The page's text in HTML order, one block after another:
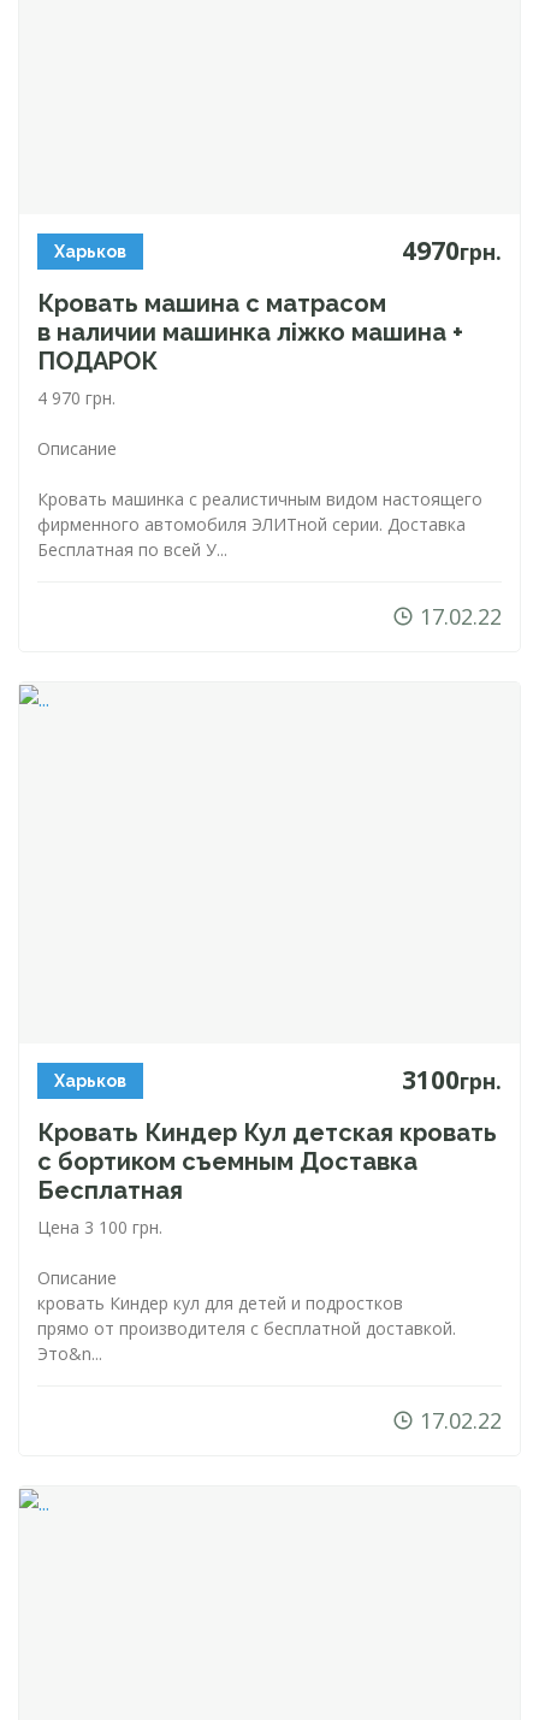
Харьков 4970грн.
Кровать машина с матрасом
в наличии машинка ліжко машина +
ПОДАРОК
4 970 грн.
Описание
Кровать машинка с реалистичным видом настоящего
фирменного автомобиля ЭЛИТной серии. Доставка
Бесплатная по всей У...
17.02.22
Харьков 3100грн.
Кровать Киндер Кул детская кровать
с бортиком съемным Доставка
Бесплатная
Цена 3 100 грн.
Описание
кровать Киндер кул для детей и подростков
прямо от производителя с бесплатной доставкой.
Это&n...
17.02.22